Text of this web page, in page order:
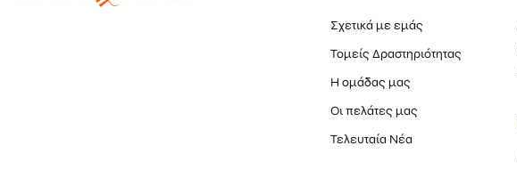
Σχετικά με εμάς
Τομείς Δραστηριότητας
Η ομάδας μας
Οι πελάτες μας
Τελευταία Νέα